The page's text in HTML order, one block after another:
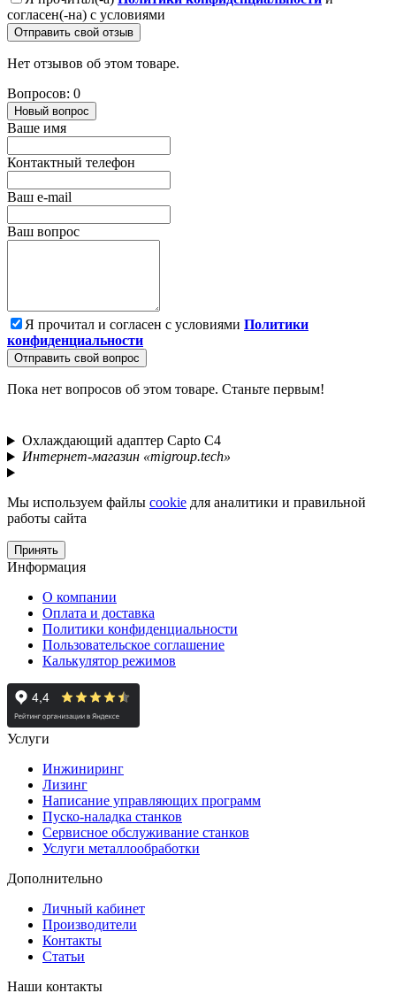
согласен(-на) с условиями
Отправить свой отзыв
Нет отзывов об этом товаре.
Вопросов: 0
Новый вопрос
Ваше имя
Контактный телефон
Ваш e-mail
Ваш вопрос
Я прочитал и согласен с условиями Политики
конфиденциальности
Отправить свой вопрос
Пока нет вопросов об этом товаре. Станьте первым!
Охлаждающий адаптер Capto C4
Интернет-магазин «migroup.tech»
Мы используем файлы cookie для аналитики и правильной
работы сайта
Принять
Информация
О компании
Оплата и доставка
Политики конфиденциальности
Пользовательское соглашение
Калькулятор режимов
Услуги
Инжиниринг
Лизинг
Написание управляющих программ
Пуско-наладка станков
Сервисное обслуживание станков
Услуги металлообработки
Дополнительно
Личный кабинет
Производители
Контакты
Статьи
Наши контакты